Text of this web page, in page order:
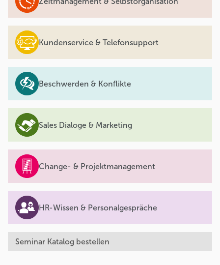
Kundenservice & Telefonsupport
Beschwerden & Konflikte
Sales Dialoge & Marketing
Change- & Projektmanagement
HR-Wissen & Personalgespräche
Seminar Katalog bestellen